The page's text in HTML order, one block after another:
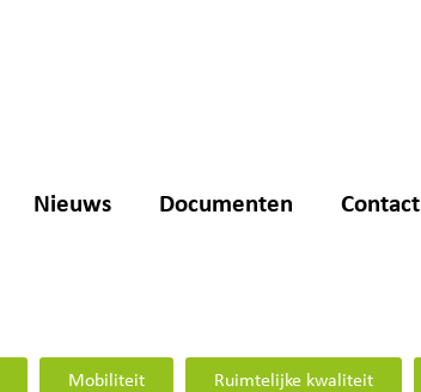
Nieuws Documenten Contact
Mobiliteit Ruimtelijke kwaliteit